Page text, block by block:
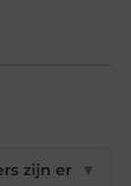
zijn er
▼